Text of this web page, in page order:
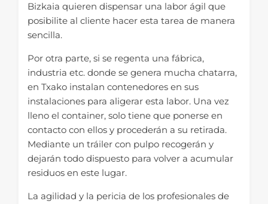
Bizkaia quieren dispensar una labor ágil que
posibilite al cliente hacer esta tarea de manera
sencilla.
Por otra parte, si se regenta una fábrica,
industria etc. donde se genera mucha chatarra,
en Txako instalan contenedores en sus
instalaciones para aligerar esta labor. Una vez
lleno el container, solo tiene que ponerse en
contacto con ellos y procederán a su retirada.
Mediante un tráiler con pulpo recogerán y
dejarán todo dispuesto para volver a acumular
residuos en este lugar.
La agilidad y la pericia de los profesionales de